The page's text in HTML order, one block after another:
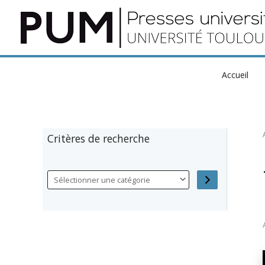
contenu
Accueil
Critères de recherche
é